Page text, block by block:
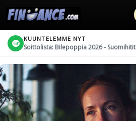
KUUNTELEMME NYT
Soittolista: Bilepoppia 2026 - Suomihitit